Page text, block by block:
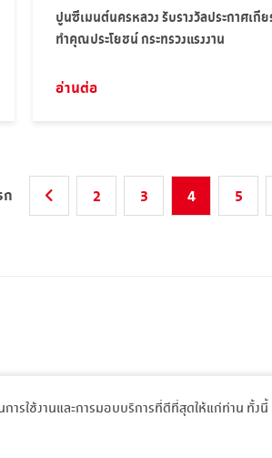
ปูนซีเมนต์นครหลวง รับรางวัลประกาศเ
ทำคุณประโยชน์ กระทรวงแรงงาน
อ่านต่อ
2 3 4 5
reserved.
รใช้งานและการมอบบริการที่ดีที่สุดให้แก่ท่าน ทั้งนี้